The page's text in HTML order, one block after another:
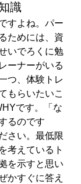
識
すよね。パー
ためには、資
いでろくに勉
ーナーがいる
つ、体験トレ
もらいたいこ
です。「な
るのです
さい。最低限
考えているト
を示すと思い
かすぐに答え